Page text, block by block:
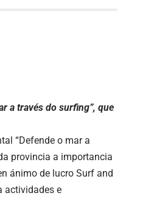
a través do surfing”, que
“Defende o mar a
provincia a importancia
ánimo de lucro Surf and
actividades e